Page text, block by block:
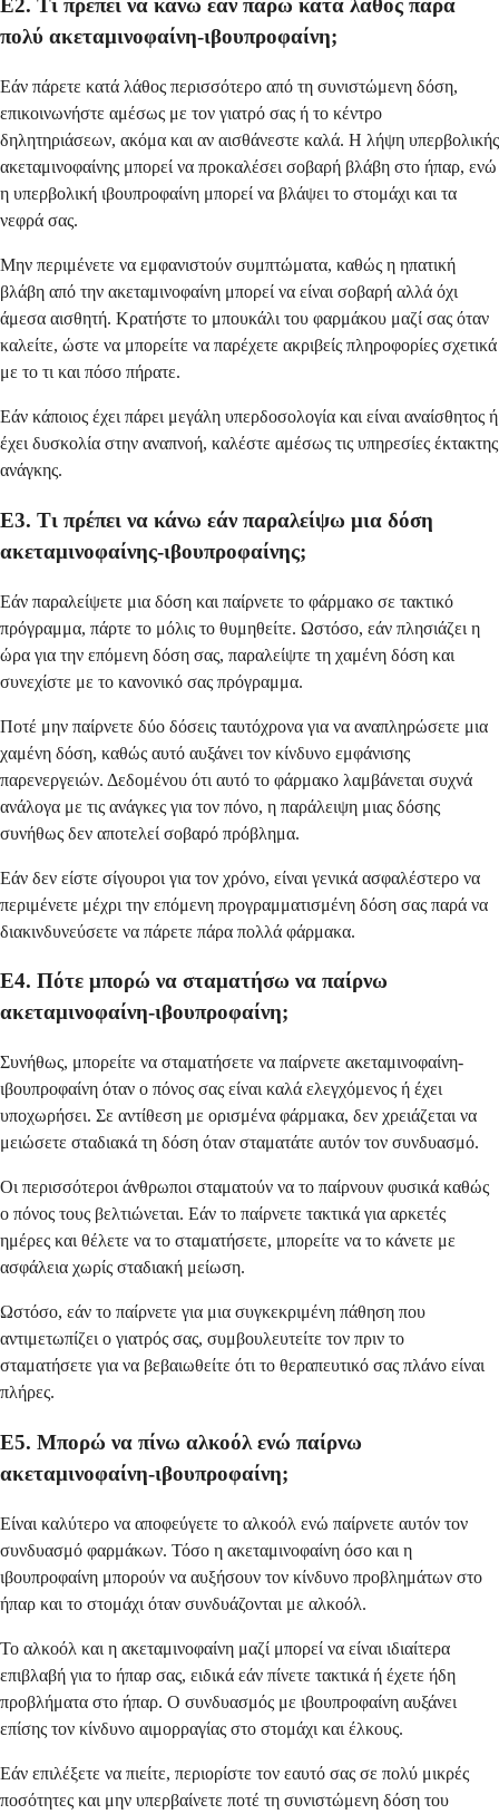
Ε2. Τι πρέπει να κάνω εάν πάρω κατά λάθος πάρα
πολύ ακεταμινοφαίνη-ιβουπροφαίνη;
Εάν πάρετε κατά λάθος περισσότερο από τη συνιστώμενη δόση,
επικοινωνήστε αμέσως με τον γιατρό σας ή το κέντρο
δηλητηριάσεων, ακόμα και αν αισθάνεστε καλά. Η λήψη υπερβολικής
ακεταμινοφαίνης μπορεί να προκαλέσει σοβαρή βλάβη στο ήπαρ, ενώ
η υπερβολική ιβουπροφαίνη μπορεί να βλάψει το στομάχι και τα
νεφρά σας.
Μην περιμένετε να εμφανιστούν συμπτώματα, καθώς η ηπατική
βλάβη από την ακεταμινοφαίνη μπορεί να είναι σοβαρή αλλά όχι
άμεσα αισθητή. Κρατήστε το μπουκάλι του φαρμάκου μαζί σας όταν
καλείτε, ώστε να μπορείτε να παρέχετε ακριβείς πληροφορίες σχετικά
με το τι και πόσο πήρατε.
Εάν κάποιος έχει πάρει μεγάλη υπερδοσολογία και είναι αναίσθητος ή
έχει δυσκολία στην αναπνοή, καλέστε αμέσως τις υπηρεσίες έκτακτης
ανάγκης.
Ε3. Τι πρέπει να κάνω εάν παραλείψω μια δόση
ακεταμινοφαίνης-ιβουπροφαίνης;
Εάν παραλείψετε μια δόση και παίρνετε το φάρμακο σε τακτικό
πρόγραμμα, πάρτε το μόλις το θυμηθείτε. Ωστόσο, εάν πλησιάζει η
ώρα για την επόμενη δόση σας, παραλείψτε τη χαμένη δόση και
συνεχίστε με το κανονικό σας πρόγραμμα.
Ποτέ μην παίρνετε δύο δόσεις ταυτόχρονα για να αναπληρώσετε μια
χαμένη δόση, καθώς αυτό αυξάνει τον κίνδυνο εμφάνισης
παρενεργειών. Δεδομένου ότι αυτό το φάρμακο λαμβάνεται συχνά
ανάλογα με τις ανάγκες για τον πόνο, η παράλειψη μιας δόσης
συνήθως δεν αποτελεί σοβαρό πρόβλημα.
Εάν δεν είστε σίγουροι για τον χρόνο, είναι γενικά ασφαλέστερο να
περιμένετε μέχρι την επόμενη προγραμματισμένη δόση σας παρά να
διακινδυνεύσετε να πάρετε πάρα πολλά φάρμακα.
Ε4. Πότε μπορώ να σταματήσω να παίρνω
ακεταμινοφαίνη-ιβουπροφαίνη;
Συνήθως, μπορείτε να σταματήσετε να παίρνετε ακεταμινοφαίνη-
ιβουπροφαίνη όταν ο πόνος σας είναι καλά ελεγχόμενος ή έχει
υποχωρήσει. Σε αντίθεση με ορισμένα φάρμακα, δεν χρειάζεται να
μειώσετε σταδιακά τη δόση όταν σταματάτε αυτόν τον συνδυασμό.
Οι περισσότεροι άνθρωποι σταματούν να το παίρνουν φυσικά καθώς
ο πόνος τους βελτιώνεται. Εάν το παίρνετε τακτικά για αρκετές
ημέρες και θέλετε να το σταματήσετε, μπορείτε να το κάνετε με
ασφάλεια χωρίς σταδιακή μείωση.
Ωστόσο, εάν το παίρνετε για μια συγκεκριμένη πάθηση που
αντιμετωπίζει ο γιατρός σας, συμβουλευτείτε τον πριν το
σταματήσετε για να βεβαιωθείτε ότι το θεραπευτικό σας πλάνο είναι
πλήρες.
Ε5. Μπορώ να πίνω αλκοόλ ενώ παίρνω
ακεταμινοφαίνη-ιβουπροφαίνη;
Είναι καλύτερο να αποφεύγετε το αλκοόλ ενώ παίρνετε αυτόν τον
συνδυασμό φαρμάκων. Τόσο η ακεταμινοφαίνη όσο και η
ιβουπροφαίνη μπορούν να αυξήσουν τον κίνδυνο προβλημάτων στο
ήπαρ και το στομάχι όταν συνδυάζονται με αλκοόλ.
Το αλκοόλ και η ακεταμινοφαίνη μαζί μπορεί να είναι ιδιαίτερα
επιβλαβή για το ήπαρ σας, ειδικά εάν πίνετε τακτικά ή έχετε ήδη
προβλήματα στο ήπαρ. Ο συνδυασμός με ιβουπροφαίνη αυξάνει
επίσης τον κίνδυνο αιμορραγίας στο στομάχι και έλκους.
Εάν επιλέξετε να πιείτε, περιορίστε τον εαυτό σας σε πολύ μικρές
ποσότητες και μην υπερβαίνετε ποτέ τη συνιστώμενη δόση του